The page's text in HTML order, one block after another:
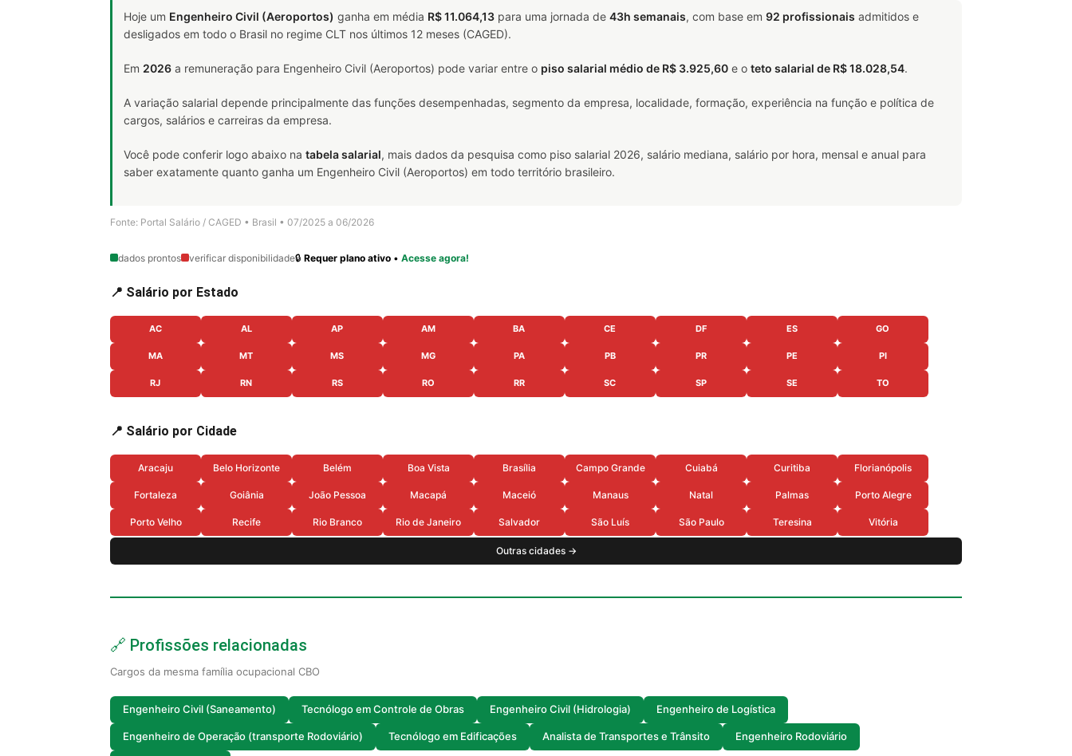
Hoje um Engenheiro Civil (Aeroportos) ganha em média R$ 11.064,13 para uma jornada de 43h semanais, com base em 92 profissionais admitidos e
desligados em todo o Brasil no regime CLT nos últimos 12 meses (CAGED).
Em 2026 a remuneração para Engenheiro Civil (Aeroportos) pode variar entre o piso salarial médio de R$ 3.925,60 e o teto salarial de R$ 18.028,54.
A variação salarial depende principalmente das funções desempenhadas, segmento da empresa, localidade, formação, experiência na função e política de
cargos, salários e carreiras da empresa.
Você pode conferir logo abaixo na tabela salarial, mais dados da pesquisa como piso salarial 2026, salário mediana, salário por hora, mensal e anual para
saber exatamente quanto ganha um Engenheiro Civil (Aeroportos) em todo território brasileiro.
Fonte: Portal Salário / CAGED • Brasil • 07/2025 a 06/2026
dados prontos verificar disponibilidade🔒 Requer plano ativo • Acesse agora!
📍 Salário por Estado
AC AL AP AM BA CE DF ES GO
MA MT MS MG PA PB PR PE PI
RJ RN RS RO RR SC SP SE TO
📍 Salário por Cidade
Aracaju Belo Horizonte Belém Boa Vista Brasília Campo Grande Cuiabá Curitiba Florianópolis
Fortaleza Goiânia João Pessoa Macapá Maceió Manaus Natal Palmas Porto Alegre
Porto Velho Recife Rio Branco Rio de Janeiro Salvador São Luís São Paulo Teresina Vitória
Outras cidades →
🔗 Profissões relacionadas
Cargos da mesma família ocupacional CBO
Engenheiro Civil (Saneamento) Tecnólogo em Controle de Obras Engenheiro Civil (Hidrologia) Engenheiro de Logística
Engenheiro de Operação (transporte Rodoviário) Tecnólogo em Edificações Analista de Transportes e Trânsito Engenheiro Rodoviário